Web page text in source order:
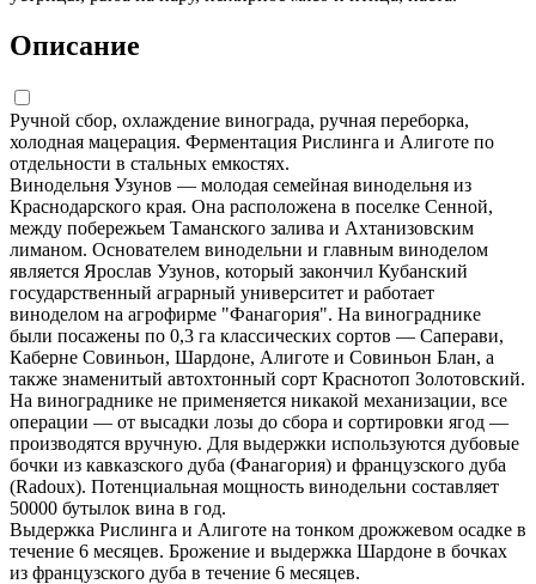
Описание
Ручной сбор, охлаждение винограда, ручная переборка,
холодная мацерация. Ферментация Рислинга и Алиготе по
отдельности в стальных емкостях.
Винодельня Узунов — молодая семейная винодельня из
Краснодарского края. Она расположена в поселке Сенной,
между побережьем Таманского залива и Ахтанизовским
лиманом. Основателем винодельни и главным виноделом
является Ярослав Узунов, который закончил Кубанский
государственный аграрный университет и работает
виноделом на агрофирме "Фанагория". На винограднике
были посажены по 0,3 га классических сортов — Саперави,
Каберне Совиньон, Шардоне, Алиготе и Совиньон Блан, а
также знаменитый автохтонный сорт Краснотоп Золотовский.
На винограднике не применяется никакой механизации, все
операции — от высадки лозы до сбора и сортировки ягод —
производятся вручную. Для выдержки используются дубовые
бочки из кавказского дуба (Фанагория) и французского дуба
(Radoux). Потенциальная мощность винодельни составляет
50000 бутылок вина в год.
Выдержка Рислинга и Алиготе на тонком дрожжевом осадке в
течение 6 месяцев. Брожение и выдержка Шардоне в бочках
из французского дуба в течение 6 месяцев.